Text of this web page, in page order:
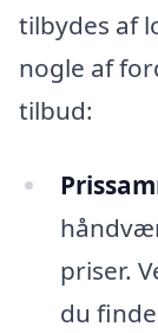
tilbydes af
nogle af
tilbud:
priser.
du